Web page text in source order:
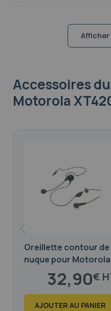
Afficher
Accessoires
Motorola
Oreillette contour de
nuque pour Motorola
XT420, XT460,
DP1400, R2
32,90€
39,81
AJOUTER AU PANIER